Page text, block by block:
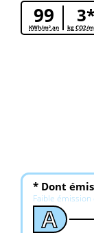
99
KWh/m².an kg CO2/
* Dont
Faible émission
A